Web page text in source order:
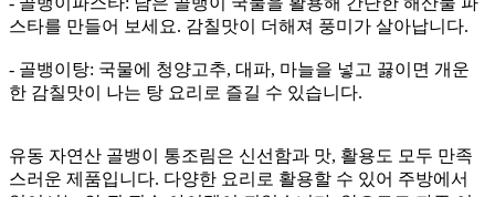
스타를 만들어 보세요. 감칠맛이 더해져 풍미가 살아납니다.
- 골뱅이탕: 국물에 청양고추, 대파, 마늘을 넣고 끓이면 개운
한 감칠맛이 나는 탕 요리로 즐길 수 있습니다.
유동 자연산 골뱅이 통조림은 신선함과 맛, 활용도 모두 만족
스러운 제품입니다. 다양한 요리로 활용할 수 있어 주방에서